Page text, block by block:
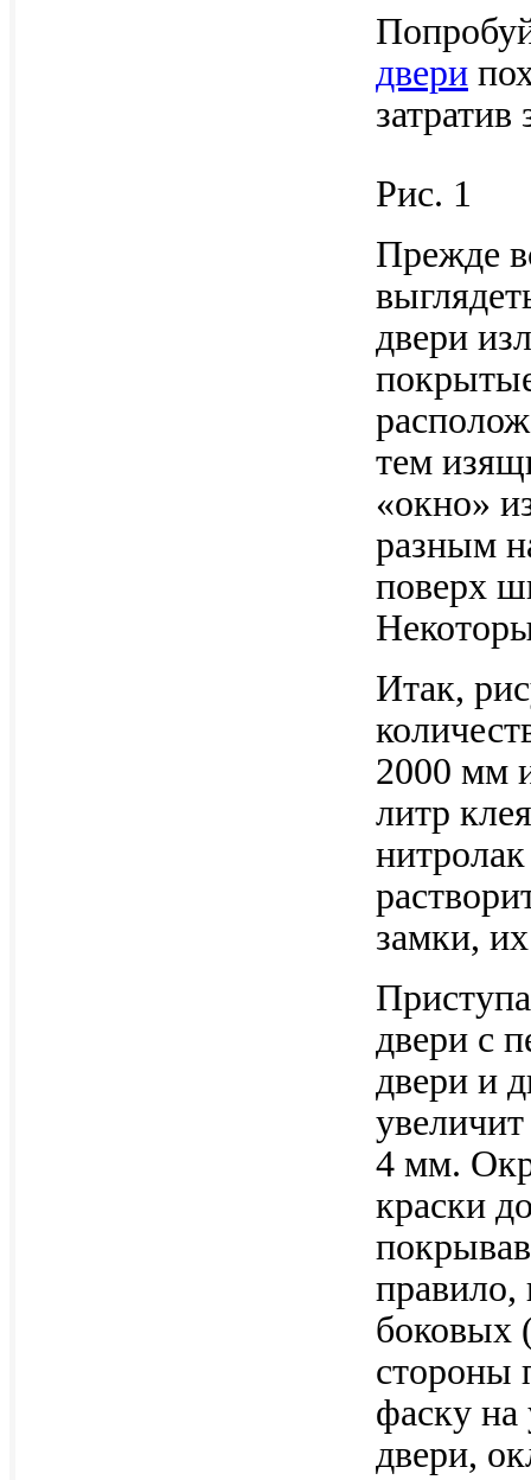
двери
Рис. 1
Прежде
двери
тем
«окно»
разным
поверх
Итак,
2000 мм
литр
замки,
двери с
двери и
4 мм.
краски
боковых
стороны
фаску на
двери,